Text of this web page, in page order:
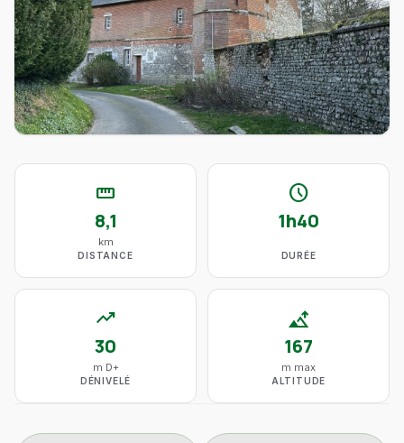
straighten
8,1
km
DISTANCE
schedule
1h40
DURÉE
trending_up
30
m D+
DÉNIVELÉ
altitude
167
m max
ALTITUDE